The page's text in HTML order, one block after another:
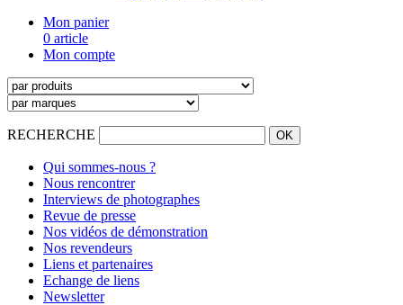
Mon panier
0 article
Mon compte
RECHERCHE
Qui sommes-nous ?
Nous rencontrer
Interviews de photographes
Revue de presse
Nos vidéos de démonstration
Nos revendeurs
Liens et partenaires
Echange de liens
Newsletter